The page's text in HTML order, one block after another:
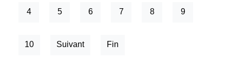
4 5 6 7 8 9
10 Suivant Fin